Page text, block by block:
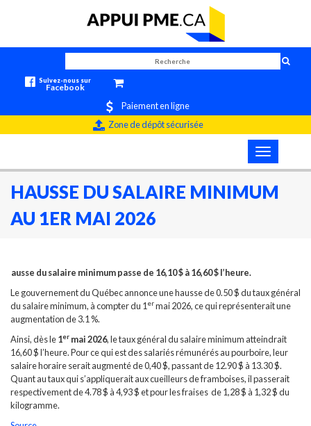
Suivez-nous sur
Facebook
Paiement en ligne
Zone de dépôt sécurisée
Toggle
navigation
HAUSSE DU SALAIRE MINIMUM
AU 1ER MAI 2026
du salaire minimum passe de 16,10 $ à 16,60 $ l’heure.
Le gouvernement du Québec annonce une hausse de 0.50 $ du taux général
du salaire minimum, à compter du 1 ermai 2026, ce qui représenterait une
augmentation de 3.1 %.
Ainsi, dès le1er mai 2026, le taux général du salaire minimum atteindrait
16,60 $ l’heure. Pour ce qui est des salariés rémunérés au pourboire, leur
salaire horaire serait augmenté de 0,40 $, passant de 12.90 $ à 13.30 $.
Quant au taux qui s’appliquerait aux cueilleurs de framboises, il passerait
respectivement de 4.78 $ à 4,93 $ et pour les fraises de 1,28 $ à 1,32 $ du
kilogramme.